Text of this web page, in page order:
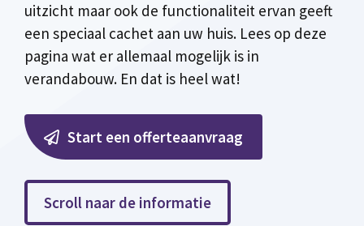
uitzicht maar ook de functionaliteit ervan geeft
een speciaal cachet aan uw huis. Lees op deze
pagina wat er allemaal mogelijk is in
verandabouw. En dat is heel wat!
Start een offerteaanvraag
Scroll naar de informatie